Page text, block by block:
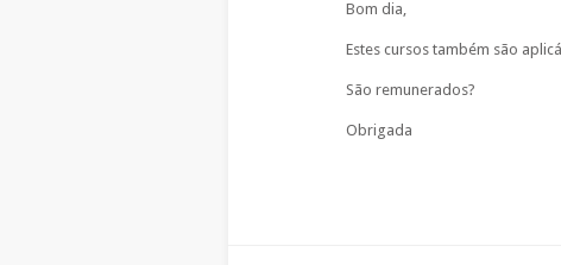
Bom dia,
Estes cursos também são
São remunerados?
Obrigada